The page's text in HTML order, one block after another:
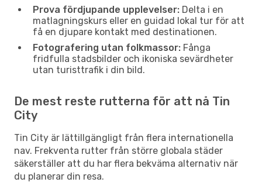
Prova fördjupande upplevelser: Delta i en
matlagningskurs eller en guidad lokal tur för att
få en djupare kontakt med destinationen.
Fotografering utan folkmassor: Fånga
fridfulla stadsbilder och ikoniska sevärdheter
utan turisttrafik i din bild.
De mest reste rutterna för att nå Tin
City
Tin City är lättillgängligt från flera internationella
nav. Frekventa rutter från större globala städer
säkerställer att du har flera bekväma alternativ när
du planerar din resa.